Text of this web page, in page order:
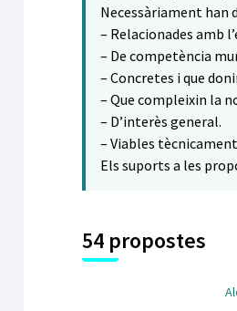
Necessàriament han
– Relacionades amb
– De competència
– Concretes i que
– Que compleixin la
– D’interès general.
– Viables
Els suports a les
54 propostes